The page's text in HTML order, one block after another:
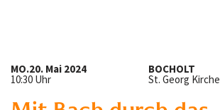
MO.20. Mai 2024
10:30 Uhr
BOCHOLT
St. Georg Kirche